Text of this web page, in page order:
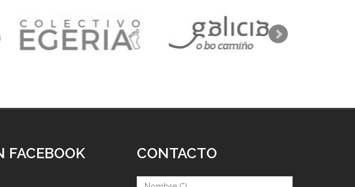
FACEBOOK CONTACTO
Nombre (*)*